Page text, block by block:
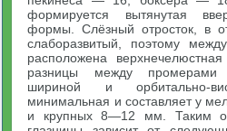
формируется вытянутая
формы. Слёзный отросток, в
слаборазвитый, поэтому
расположена
разницы между промерами
шириной и орбитально-
минимальная и составляет у
и крупных 8—12 мм. Таким